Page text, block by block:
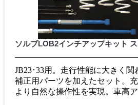
ソルブLOB2インチアップキット
JB23･33用。走行性能に大きく
補正用パーツを加えたセット。
より自然な操作性を実現。車高